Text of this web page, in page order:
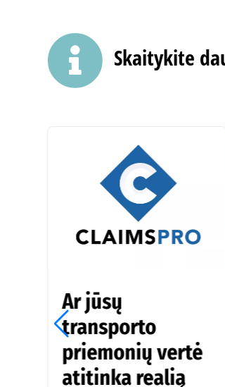
 Skaitykite
Ar jūsų
transporto
priemonių vertė
atitinka realią